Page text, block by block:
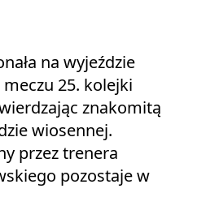
na wyjeździe
meczu 25. kolejki
znakomitą
wiosennej.
przez trenera
pozostaje w